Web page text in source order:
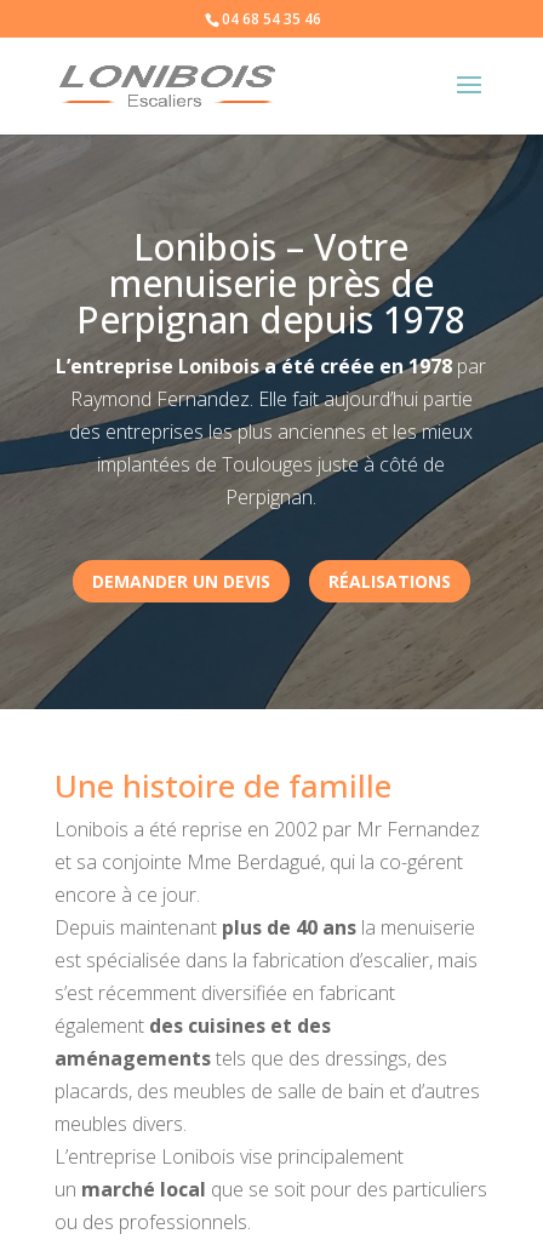
04 68 54 35 46
Lonibois – Votre
menuiserie près de
Perpignan depuis 1978
L’entreprise Lonibois a été créée en 1978 par
Raymond Fernandez. Elle fait aujourd’hui partie
des entreprises les plus anciennes et les mieux
implantées de Toulouges juste à côté de
Perpignan.
DEMANDER UN DEVIS RÉALISATIONS
Une histoire de famille
Lonibois a été reprise en 2002 par Mr Fernandez
et sa conjointe Mme Berdagué, qui la co-gérent
encore à ce jour.
Depuis maintenant plus de 40 ans la menuiserie
est spécialisée dans la fabrication d’escalier, mais
s’est récemment diversifiée en fabricant
également des cuisines et des
aménagementstels que des dressings, des
placards, des meubles de salle de bain et d’autres
meubles divers.
L’entreprise Lonibois vise principalement
un marché local que se soit pour des particuliers
ou des professionnels.